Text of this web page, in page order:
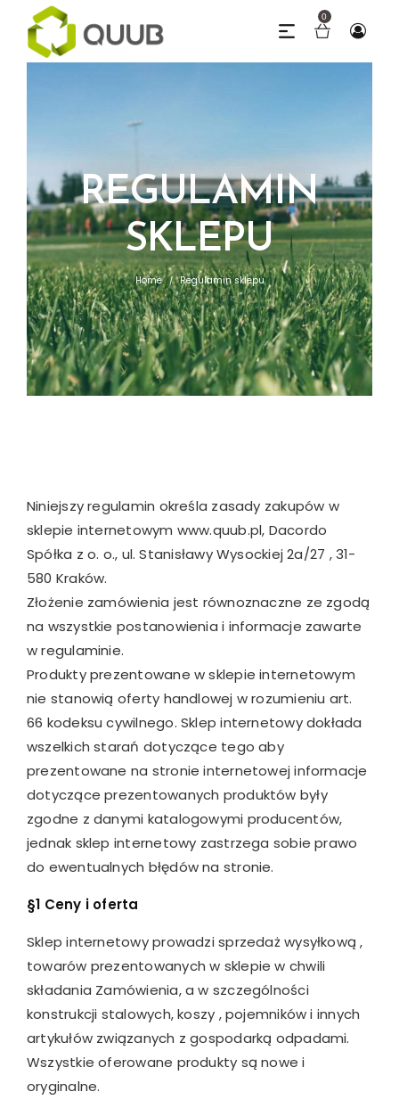
0
REGULAMIN
SKLEPU
Home / Regulamin sklepu
Niniejszy regulamin określa zasady zakupów w
sklepie internetowym www.quub.pl, Dacordo
Spółka z o. o., ul. Stanisławy Wysockiej 2a/27 , 31-
580 Kraków.
Złożenie zamówienia jest równoznaczne ze zgodą
na wszystkie postanowienia i informacje zawarte
w regulaminie.
Produkty prezentowane w sklepie internetowym
nie stanowią oferty handlowej w rozumieniu art.
66 kodeksu cywilnego. Sklep internetowy dokłada
wszelkich starań dotyczące tego aby
prezentowane na stronie internetowej informacje
dotyczące prezentowanych produktów były
zgodne z danymi katalogowymi producentów,
jednak sklep internetowy zastrzega sobie prawo
do ewentualnych błędów na stronie.
§1 Ceny i oferta
Sklep internetowy prowadzi sprzedaż wysyłkową ,
towarów prezentowanych w sklepie w chwili
składania Zamówienia, a w szczególności
konstrukcji stalowych, koszy , pojemników i innych
artykułów związanych z gospodarką odpadami.
Wszystkie oferowane produkty są nowe i
oryginalne.